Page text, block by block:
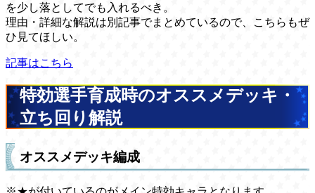
を少し落としてでも入れるべき。
理由・詳細な解説は別記事でまとめているので、こちらもぜ
ひ見てほしい。
記事はこちら
特効選手育成時のオススメデッキ・
立ち回り解説
オススメデッキ編成